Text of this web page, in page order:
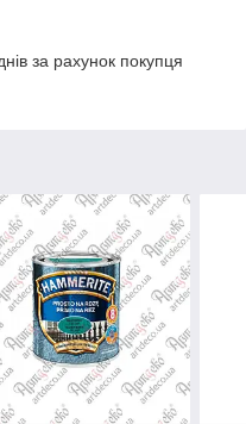
за рахунок покупця